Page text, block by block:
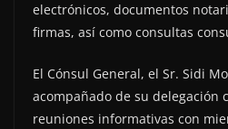
electrónicos, documentos
firmas, así como consultas
El Cónsul General, el Sr. Sidi
acompañado de su delegación
reuniones informativas con